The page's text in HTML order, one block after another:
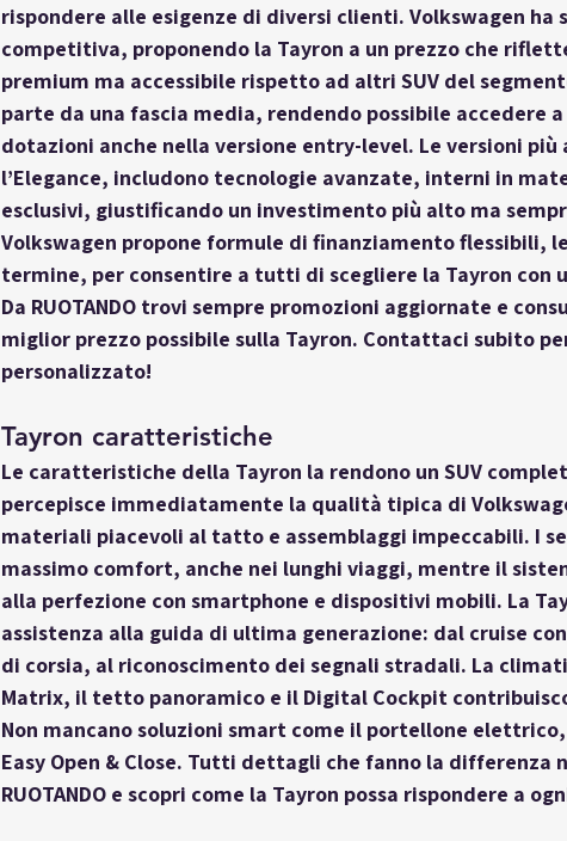
rispondere alle esigenze di diversi clienti. Volkswagen
competitiva, proponendo la Tayron a un prezzo che
premium ma accessibile rispetto ad altri SUV del
parte da una fascia media, rendendo possibile accedere a
dotazioni anche nella versione entry-level. Le versioni più
l’Elegance, includono tecnologie avanzate, interni in
esclusivi, giustificando un investimento più alto ma
Volkswagen propone formule di finanziamento flessibili,
termine, per consentire a tutti di scegliere la Tayron con
Da RUOTANDO trovi sempre promozioni aggiornate e
miglior prezzo possibile sulla Tayron. Contattaci subito
personalizzato!
Tayron caratteristiche
Le caratteristiche della Tayron la rendono un SUV
percepisce immediatamente la qualità tipica di
materiali piacevoli al tatto e assemblaggi impeccabili. I
massimo comfort, anche nei lunghi viaggi, mentre il
alla perfezione con smartphone e dispositivi mobili. La
assistenza alla guida di ultima generazione: dal cruise
di corsia, al riconoscimento dei segnali stradali. La
Matrix, il tetto panoramico e il Digital Cockpit
Non mancano soluzioni smart come il portellone
Easy Open & Close. Tutti dettagli che fanno la differenza
RUOTANDO e scopri come la Tayron possa rispondere a